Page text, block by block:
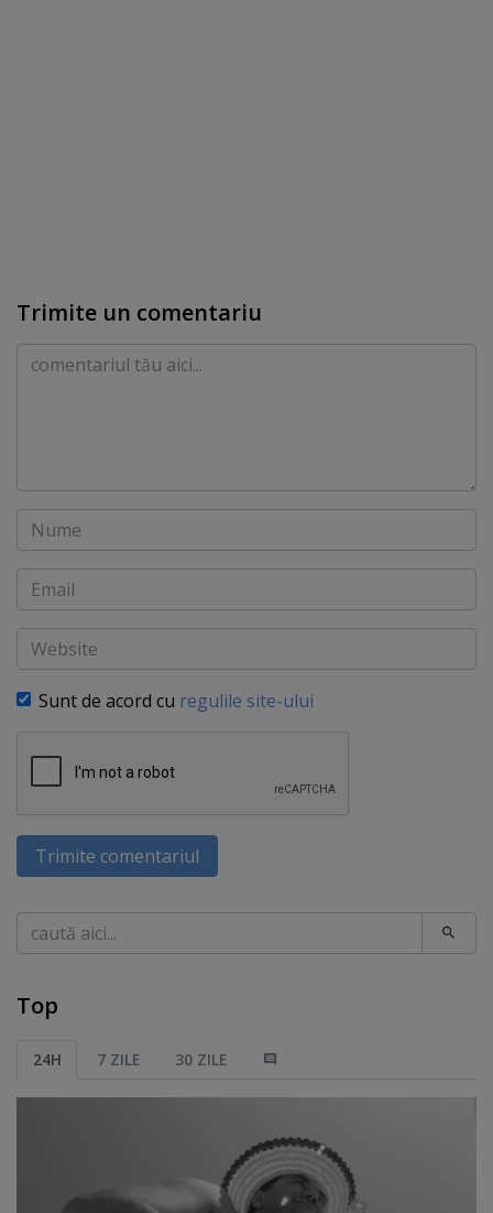
Trimite un comentariu
Comentariu
Nume
Email
Website
Sunt de acord cu regulile site-ului
Trimite comentariul
Caută
Top
24H 7 ZILE 30 ZILE